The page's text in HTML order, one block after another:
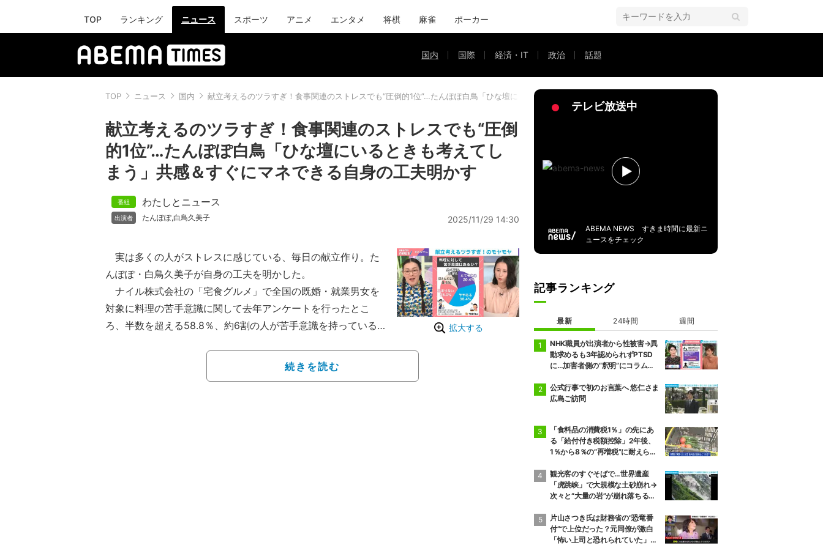
TOP ランキング ニュース スポーツ アニメ エンタメ 将棋 麻雀 ポーカー
国内 国際 経済・IT 政治 話題
TOP ニュース 国内 献立考えるのツラすぎ！食事関連のストレスでも“圧倒的1位”…たんぽぽ白鳥「ひな壇にいるときも考えてしまう」共感＆すぐにマネできる自身の工夫明かす
献立考えるのツラすぎ！食事関連のストレスでも“圧倒
的1位”…たんぽぽ白鳥「ひな壇にいるときも考えてし
まう」共感＆すぐにマネできる自身の工夫明かす
わたしとニュース
たんぽぽ,白鳥久美子 2025/11/29 14:30
拡大する
実は多くの人がストレスに感じている、毎日の献立作り。た
んぽぽ・白鳥久美子が自身の工夫を明かした。
ナイル株式会社の「宅食グルメ」で全国の既婚・就業男女を
対象に料理の苦手意識に関して去年アンケートを行ったとこ
ろ、半数を超える58.8％、約6割の人が苦手意識を持っている
また実際に街の人からは以下のような声が聞かれた。
「正直しんどい。夫の食べたいものが違っていたり、食材が何
続きを読む
テレビ放送中
ABEMA NEWS すきま時間に最新ニ
ュースをチェック
記事ランキング
最新 24時間 週間
NHK職員が出演者から性被害→異
動求めるも3年認められずPTSD
に…加害者側の“釈明”にコラムニ
織体制の問題点も指摘
公式行事で初のお言葉へ 悠仁さま
広島ご訪問
「食料品の消費税1％」の先にあ
る「給付付き税額控除」2年後、
1％から8％の“再増税”に耐えられ
形で中低所得層をカバーする」
観光客のすぐそばで…世界遺産
「虎跳峡」で大規模な土砂崩れ→
次々と“大量の岩”が崩れ落ちる瞬
片山さつき氏は財務省の“恐竜番
付”で上位だった？元同僚が激白
「怖い上司と恐れられていた」